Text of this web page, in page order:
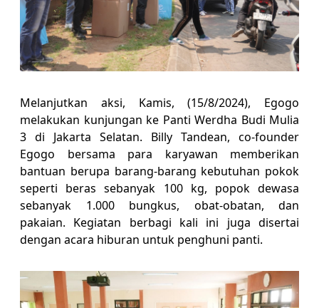
Melanjutkan aksi, Kamis, (15/8/2024), Egogo
melakukan kunjungan ke Panti Werdha Budi Mulia
3 di Jakarta Selatan. Billy Tandean, co-founder
Egogo bersama para karyawan memberikan
bantuan berupa barang-barang kebutuhan pokok
seperti beras sebanyak 100 kg, popok dewasa
sebanyak 1.000 bungkus, obat-obatan, dan
pakaian. Kegiatan berbagi kali ini juga disertai
dengan acara hiburan untuk penghuni panti.